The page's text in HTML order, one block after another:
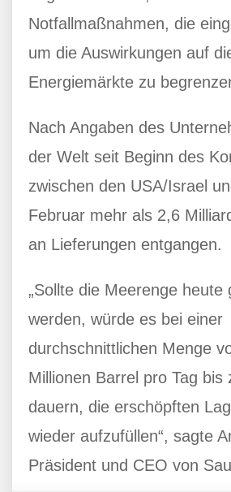
Notfallmaßnahmen, die
um die Auswirkungen auf
Energiemärkte zu
Nach Angaben des
der Welt seit Beginn des
zwischen den USA/Israel
Februar mehr als 2,6
an Lieferungen entgangen.
„Sollte die Meerenge heute
werden, würde es bei einer
durchschnittlichen Menge
Millionen Barrel pro Tag bis
dauern, die erschöpften
wieder aufzufüllen“, sagte
Präsident und CEO von